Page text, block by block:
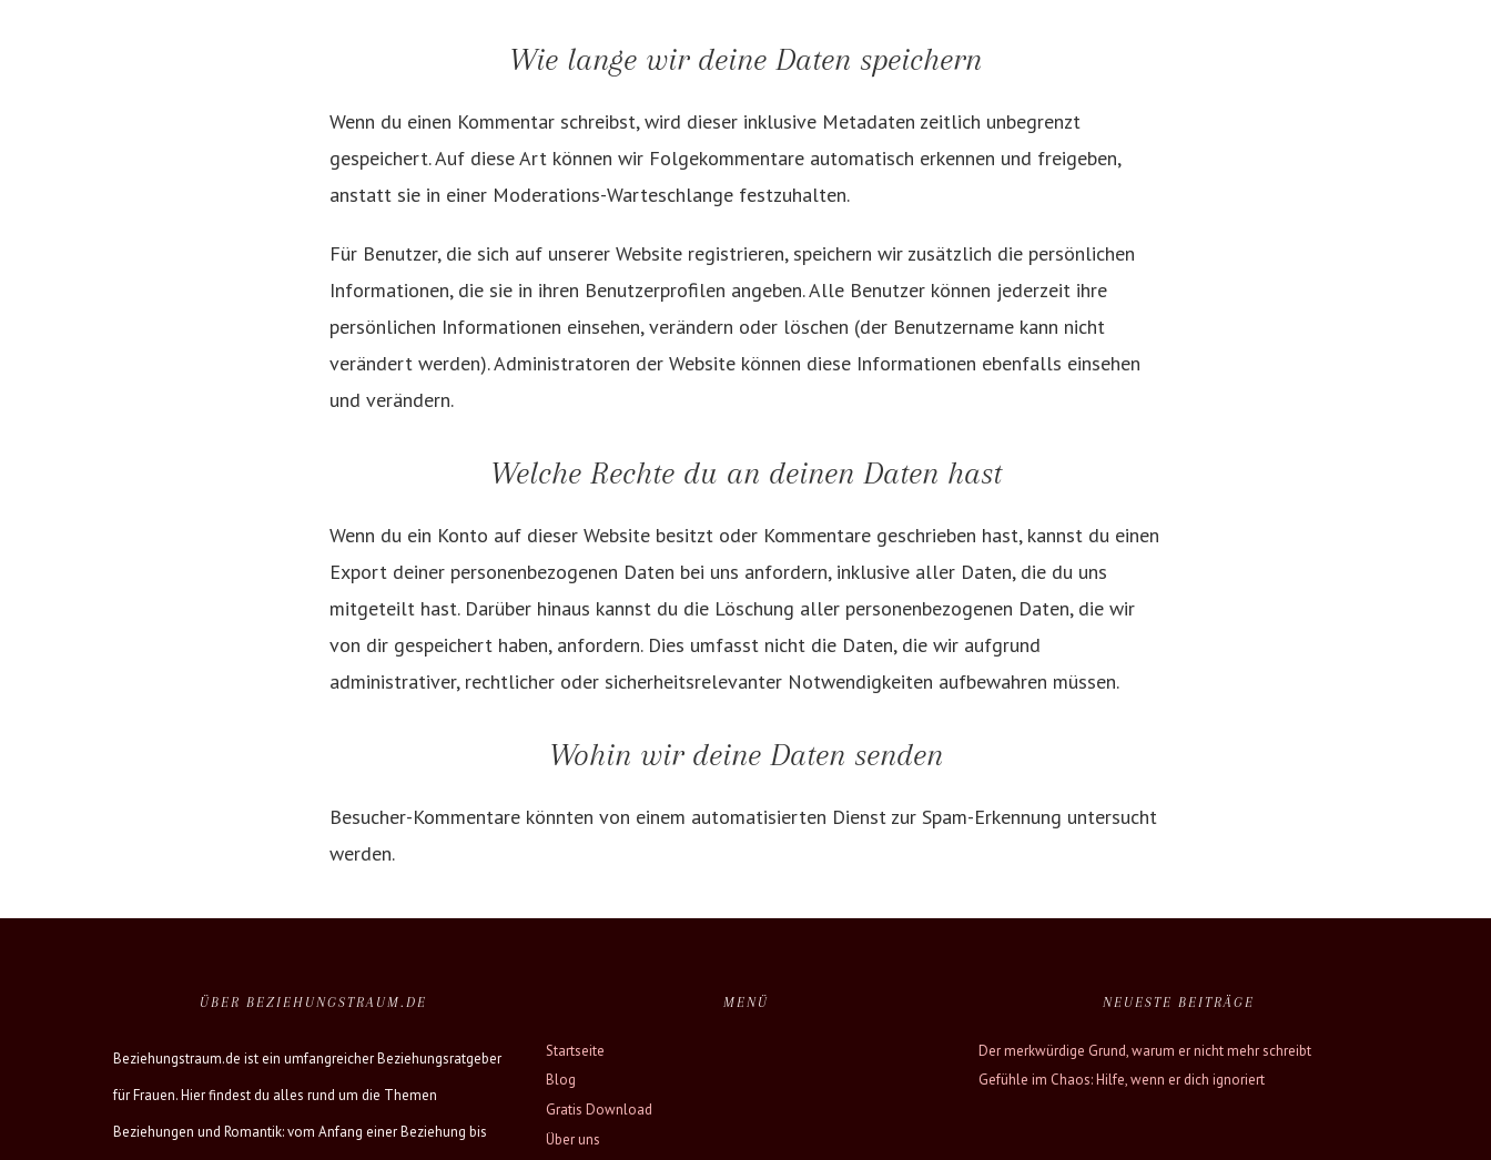
Wie lange wir deine Daten speichern
Wenn du einen Kommentar schreibst, wird dieser inklusive Metadaten zeitlich unbegrenzt
gespeichert. Auf diese Art können wir Folgekommentare automatisch erkennen und freigeben,
anstatt sie in einer Moderations-Warteschlange festzuhalten.
Für Benutzer, die sich auf unserer Website registrieren, speichern wir zusätzlich die persönlichen
Informationen, die sie in ihren Benutzerprofilen angeben. Alle Benutzer können jederzeit ihre
persönlichen Informationen einsehen, verändern oder löschen (der Benutzername kann nicht
verändert werden). Administratoren der Website können diese Informationen ebenfalls einsehen
und verändern.
Welche Rechte du an deinen Daten hast
Wenn du ein Konto auf dieser Website besitzt oder Kommentare geschrieben hast, kannst du einen
Export deiner personenbezogenen Daten bei uns anfordern, inklusive aller Daten, die du uns
mitgeteilt hast. Darüber hinaus kannst du die Löschung aller personenbezogenen Daten, die wir
von dir gespeichert haben, anfordern. Dies umfasst nicht die Daten, die wir aufgrund
administrativer, rechtlicher oder sicherheitsrelevanter Notwendigkeiten aufbewahren müssen.
Wohin wir deine Daten senden
Besucher-Kommentare könnten von einem automatisierten Dienst zur Spam-Erkennung untersucht
werden.
ÜBER BEZIEHUNGSTRAUM.DE
Beziehungstraum.de ist ein umfangreicher Beziehungsratgeber
für Frauen. Hier findest du alles rund um die Themen
Beziehungen und Romantik: vom Anfang einer Beziehung bis
MENÜ
Startseite
Blog
Gratis Download
Über uns
NEUESTE BEITRÄGE
Der merkwürdige Grund, warum er nicht mehr schreibt
Gefühle im Chaos: Hilfe, wenn er dich ignoriert